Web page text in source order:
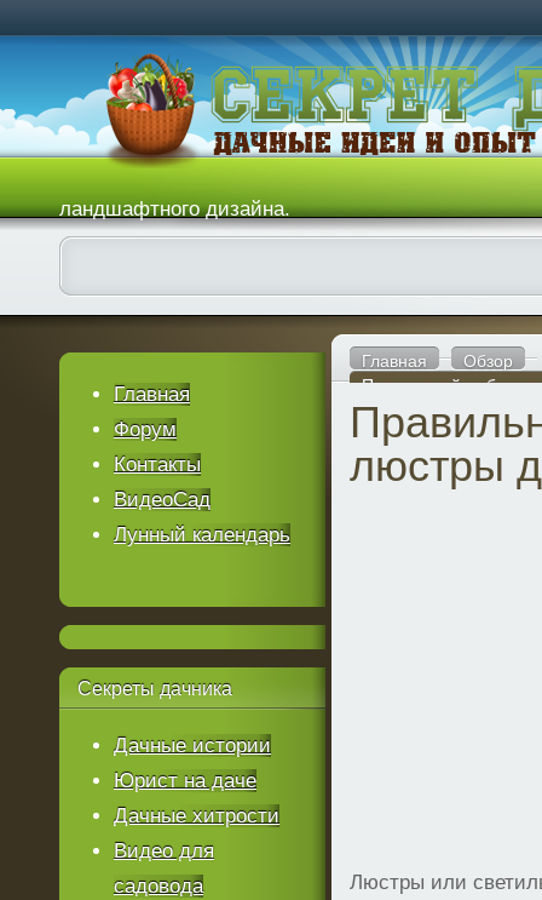
ландшафтного дизайна.
Главная
Обзор
Правильный выбор
люстры
Люстры или
Главная
Форум
Контакты
ВидеоСад
Лунный календарь
Секреты дачника
Дачные истории
Юрист на даче
Дачные хитрости
Видео для
садовода